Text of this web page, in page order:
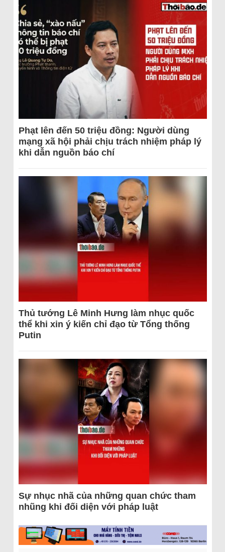
Phạt lên đến 50 triệu đồng: Người dùng
mạng xã hội phải chịu trách nhiệm pháp lý
khi dẫn nguồn báo chí
Thủ tướng Lê Minh Hưng làm nhục quốc
thể khi xin ý kiến chỉ đạo từ Tổng thống
Putin
Sự nhục nhã của những quan chức tham
nhũng khi đối diện với pháp luật